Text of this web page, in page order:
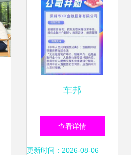
车邦
查看详情
更新时间：2026-08-06